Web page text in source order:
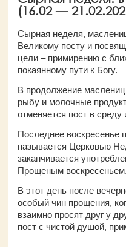
(16.02 —
Сырная неделя,
Великому посту и
цели – примирению с
покаянному пути к Богу.
В продолжение
рыбу и молочные
отменяется пост в среду
Последнее воскресенье
называется Церковью
заканчивается
Прощеным
В этот день после
особый чин прощения,
взаимно просят друг у
пост с чистой душой,